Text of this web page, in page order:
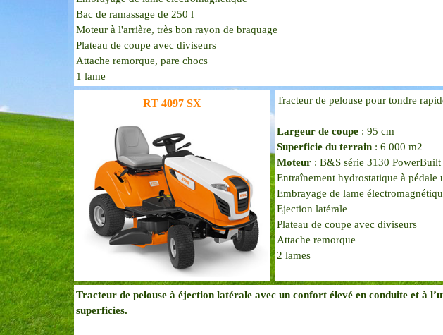
Bac de ramassage de 250 l
Moteur à l'arrière, très bon rayon de braquage
Plateau de coupe avec diviseurs
Attache remorque, pare chocs
1 lame
RT 4097 SX Tracteur de pelouse pour tondre
Largeur de coupe: 95 cm
Superficie du terrain: 6 000 m2
Moteur: B&S série 3130
Entraînement hydrostatique à pédale
Embrayage de lame
Ejection latérale
Plateau de coupe avec diviseurs
Attache remorque
2 lames
Tracteur de pelouse à éjection latérale avec un confort élevé en conduite et à
superficies.